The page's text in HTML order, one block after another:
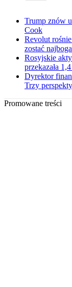
Trump znów
Cook
Revolut
zostać
Rosyjskie
przekazała
Dyrektor
Trzy
Promowane treści